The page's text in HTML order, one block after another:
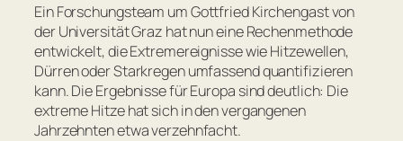
Ein Forschungsteam um Gottfried Kirchengast von
der Universität Graz hat nun eine Rechenmethode
entwickelt, die Extremereignisse wie Hitzewellen,
Dürren oder Starkregen umfassend quantifizieren
kann. Die Ergebnisse für Europa sind deutlich: Die
extreme Hitze hat sich in den vergangenen
Jahrzehnten etwa verzehnfacht.